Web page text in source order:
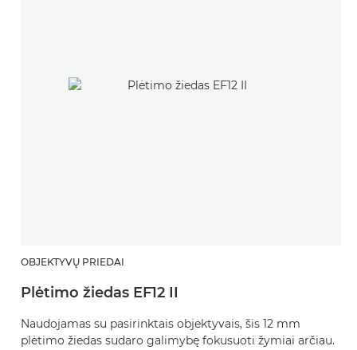
OBJEKTYVŲ PRIEDAI
Plėtimo žiedas EF12 II
Naudojamas su pasirinktais objektyvais, šis 12 mm
plėtimo žiedas sudaro galimybę fokusuoti žymiai arčiau.